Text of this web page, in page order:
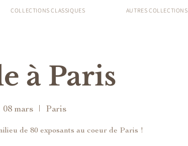
COLLECTIONS CLASSIQUES AUTRES COLLECTIONS
à Paris
08 mars
  |
Paris
de 80 exposants au coeur de Paris !